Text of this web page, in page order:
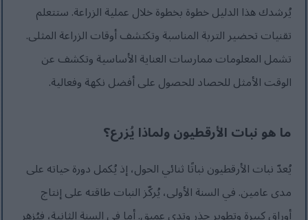
يُرشدك هذا الدليل خطوة بخطوة خلال عملية الزراعة. ستتعلم
تقنيات تحضير التربة المناسبة وتكتشف أوقات الزراعة المثلى.
تشمل المعلومات ممارسات العناية الأساسية وتكشف عن
الوقت الأمثل للحصاد للحصول على أفضل نكهة وفعالية.
ما هو نبات الأرقطيون ولماذا يُزرع؟
يُعدّ نبات الأرقطيون نباتًا ثنائي الحول، إذ يُكمل دورة حياته على
مدى عامين. في السنة الأولى، يُركّز النبات طاقته على إنتاج